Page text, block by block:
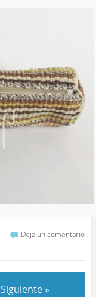
Deja un comentario
Siguiente »